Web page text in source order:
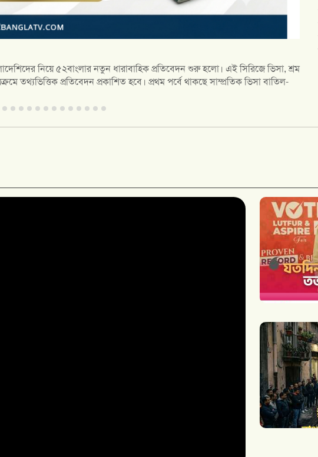
প্রায় ২৬ লাখ ৫০ হাজার মার্কিন ডলার ক্ষতিপূরণ পেয়েছেন। বাংলাদেশি মুদ্রায় যার
লড়াই করে এই ক্ষতিপূরণ আদায়ে সহায়তা করেছেন নিউইয়র্কভিত্তিক অ্যাটর্নি...